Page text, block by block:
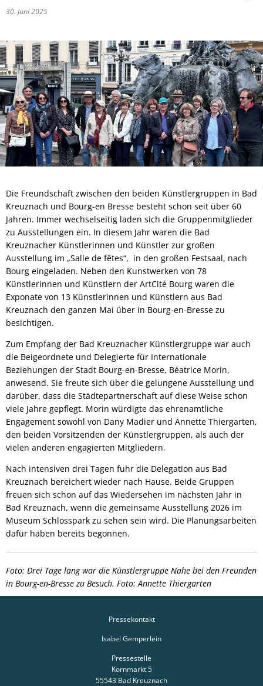
30. Juni 2025
Die Freundschaft zwischen den beiden Künstlergruppen in Bad
Kreuznach und Bourg-en Bresse besteht schon seit über 60
Jahren. Immer wechselseitig laden sich die Gruppenmitglieder
zu Ausstellungen ein. In diesem Jahr waren die Bad
Kreuznacher Künstlerinnen und Künstler zur großen
Ausstellung im „Salle de fêtes“, in den großen Festsaal, nach
Bourg eingeladen. Neben den Kunstwerken von 78
Künstlerinnen und Künstlern der ArtCité Bourg waren die
Exponate von 13 Künstlerinnen und Künstlern aus Bad
Kreuznach den ganzen Mai über in Bourg-en-Bresse zu
besichtigen.
Zum Empfang der Bad Kreuznacher Künstlergruppe war auch
die Beigeordnete und Delegierte für Internationale
Beziehungen der Stadt Bourg-en-Bresse, Béatrice Morin,
anwesend. Sie freute sich über die gelungene Ausstellung und
darüber, dass die Städtepartnerschaft auf diese Weise schon
viele Jahre gepflegt. Morin würdigte das ehrenamtliche
Engagement sowohl von Dany Madier und Annette Thiergarten,
den beiden Vorsitzenden der Künstlergruppen, als auch der
vielen anderen engagierten Mitgliedern.
Nach intensiven drei Tagen fuhr die Delegation aus Bad
Kreuznach bereichert wieder nach Hause. Beide Gruppen
freuen sich schon auf das Wiedersehen im nächsten Jahr in
Bad Kreuznach, wenn die gemeinsame Ausstellung 2026 im
Museum Schlosspark zu sehen sein wird. Die Planungsarbeiten
dafür haben bereits begonnen.
Foto: Drei Tage lang war die Künstlergruppe Nahe bei den Freunden
in Bourg-en-Bresse zu Besuch. Foto: Annette Thiergarten
Pressekontakt
Isabel Gemperlein
Pressestelle
Kornmarkt 5
55543 Bad Kreuznach